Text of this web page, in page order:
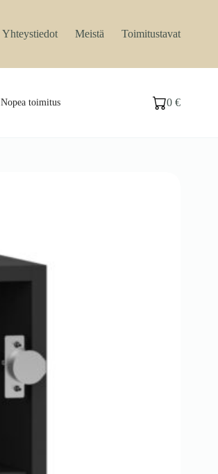
Yhteystiedot Meistä Toimitustavat
Nopea toimitus Ostoskori
0€